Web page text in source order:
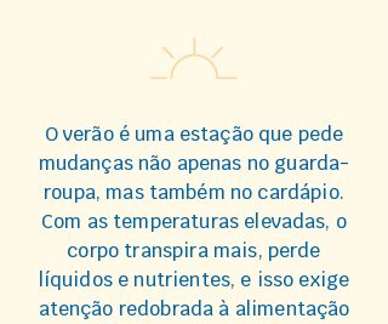
O verão é uma estação que pede
mudanças não apenas no guarda-
roupa, mas também no cardápio.
Com as temperaturas elevadas, o
corpo transpira mais, perde
líquidos e nutrientes, e isso exige
atenção redobrada à alimentação